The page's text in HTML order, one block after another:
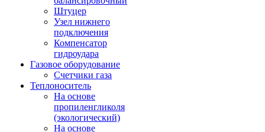
Штуцер
Узел нижнего
подключения
Компенсатор
гидроудара
Газовое оборудование
Счетчики газа
Теплоноситель
На основе
пропиленгликоля
(экологический)
На основе